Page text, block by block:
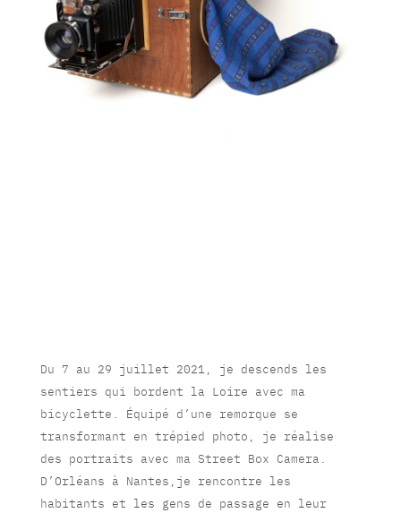
Du 7 au 29 juillet 2021, je descends les
sentiers qui bordent la Loire avec ma
bicyclette. Équipé d’une remorque se
transformant en trépied photo, je réalise
des portraits avec ma Street Box Camera.
D’Orléans à Nantes,je rencontre les
habitants et les gens de passage en leur